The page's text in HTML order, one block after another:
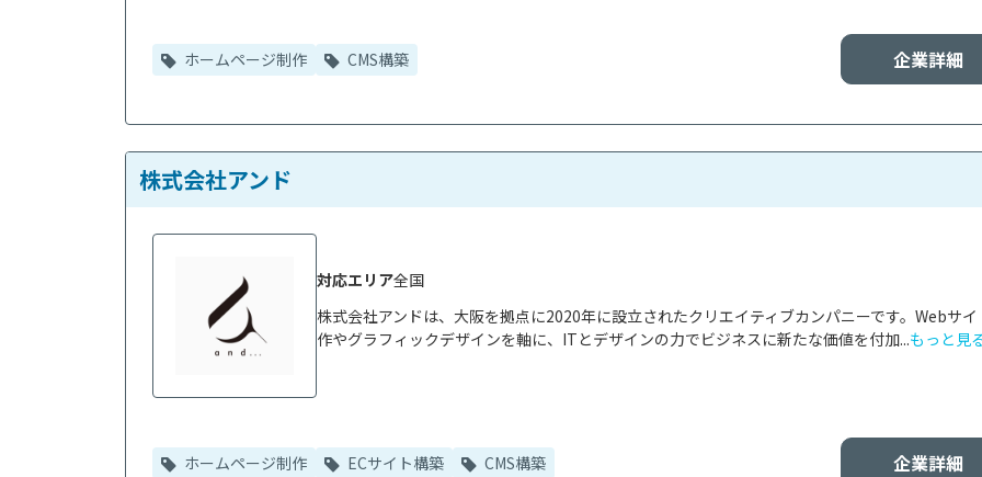
企業詳細
ホームページ制作 CMS構築
株式会社アンド
株式会社アンドは、大阪を拠点に2020年に設立されたクリエイティブカンパニーです。Webサイ
作やグラフィックデザインを軸に、ITとデザインの力でビジネスに新たな価値を付加...もっと見
対応エリア全国
企業詳細
ホームページ制作 ECサイト構築 CMS構築